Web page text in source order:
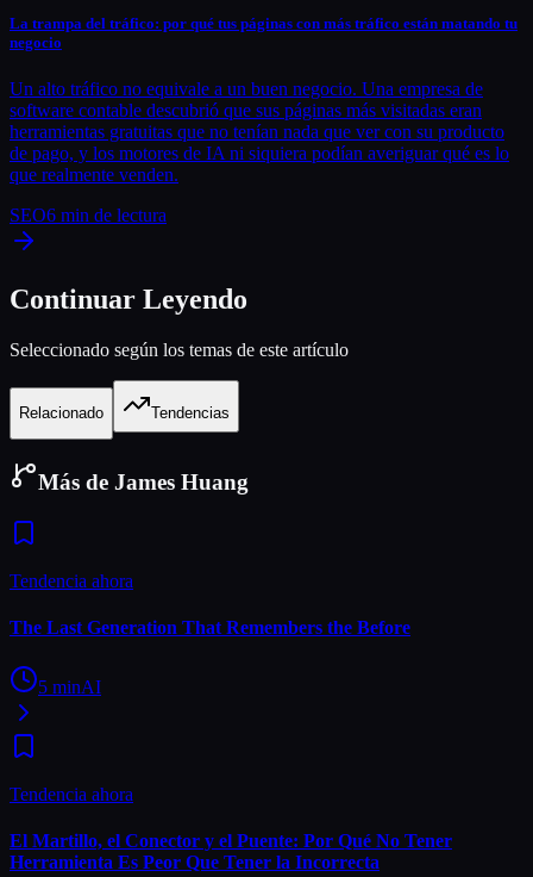
La trampa del tráfico: por qué tus páginas con más tráfico están matando tu
negocio
Un alto tráfico no equivale a un buen negocio. Una empresa de
software contable descubrió que sus páginas más visitadas eran
herramientas gratuitas que no tenían nada que ver con su producto
de pago, y los motores de IA ni siquiera podían averiguar qué es lo
que realmente venden.
SEO6 min de lectura
Continuar Leyendo
Seleccionado según los temas de este artículo
Relacionado Tendencias
Más de James Huang
Tendencia ahora
The Last Generation That Remembers the Before
5 minAI
Tendencia ahora
El Martillo, el Conector y el Puente: Por Qué No Tener
Herramienta Es Peor Que Tener la Incorrecta